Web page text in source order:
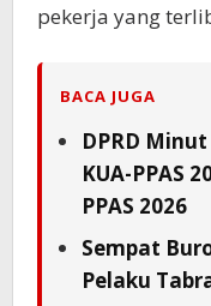
pekerja yang
BACA JUGA
DPRD
KUA-PPAS
PPAS 2026
Sempat
Pelaku